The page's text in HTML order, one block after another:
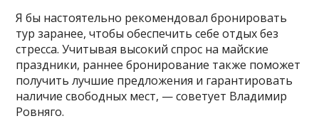
Я бы настоятельно рекомендовал бронировать
тур заранее, чтобы обеспечить себе отдых без
стресса. Учитывая высокий спрос на майские
праздники, раннее бронирование также поможет
получить лучшие предложения и гарантировать
наличие свободных мест, — советует Владимир
Ровняго.